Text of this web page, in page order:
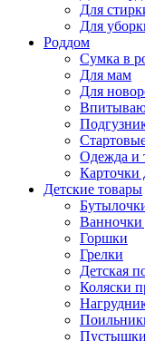
Для
Для
Роддом
Сумка в
Для мам
Для
Одежда и
Карточки
Детские товары
Ванночки
Горшки
Грелки
Детская
Коляски
Пустышки